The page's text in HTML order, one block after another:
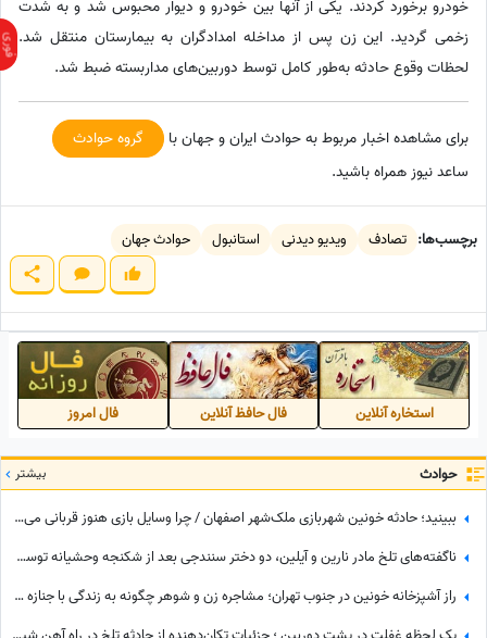
خودرو برخورد کردند. یکی از آنها بین خودرو و دیوار محبوس شد و به شدت
زخمی گردید. این زن پس از مداخله امدادگران به بیمارستان منتقل شد.
لحظات وقوع حادثه به‌طور کامل توسط دوربین‌های مداربسته ضبط شد.
برای مشاهده اخبار مربوط به حوادث ایران و جهان با
گروه حوادث
ساعد نیوز همراه باشید.
برچسب‌ها: تصادف ویدیو دیدنی استانبول حوادث جهان
استخاره آنلاین فال حافظ آنلاین فال امروز
حوادث بیشتر
ببینید؛ حادثه خونین شهربازی ملک‌شهر اصفهان / چرا وسایل بازی هنوز قربانی می‌گیرند؟
ناگفته‌های تلخ مادر نارین و آیلین، دو دختر سنندجی بعد از شکنجه وحشیانه توسط پدر / من را به زور طلاق داد و ...
راز آشپزخانه خونین در جنوب تهران؛ مشاجره زن و شوهر چگونه به زندگی با جنازه همسر ختم شد؟